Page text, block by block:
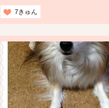
7きゅん